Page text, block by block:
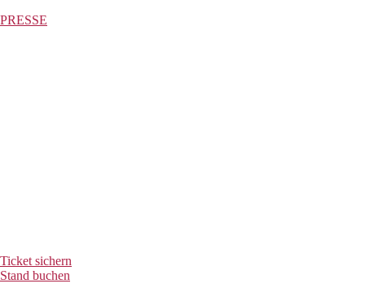
PRESSE
Ticket sichern
Stand buchen